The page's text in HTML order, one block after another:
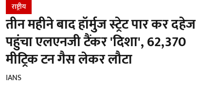
राष्ट्रीय
तीन महीने बाद हॉर्मुज स्ट्रेट पार कर दहेज
पहुंचा एलएनजी टैंकर 'दिशा', 62,370
मीट्रिक टन गैस लेकर लौटा
IANS